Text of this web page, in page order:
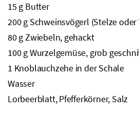
15 g Butter
200gSchweinsvögerl (Stelze oder
80gZwiebeln, gehackt
100gWurzelgemüse, grob
1 Knoblauchzehe in der Schale
Wasser
Lorbeerblatt, Pfefferkörner, Salz